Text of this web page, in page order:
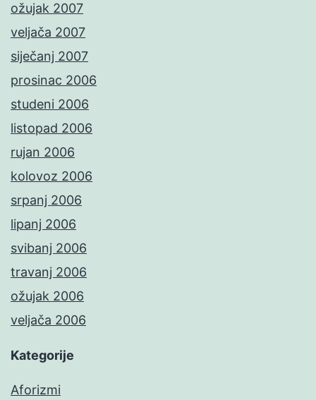
ožujak 2007
veljača 2007
siječanj 2007
prosinac 2006
studeni 2006
listopad 2006
rujan 2006
kolovoz 2006
srpanj 2006
lipanj 2006
svibanj 2006
travanj 2006
ožujak 2006
veljača 2006
Kategorije
Aforizmi